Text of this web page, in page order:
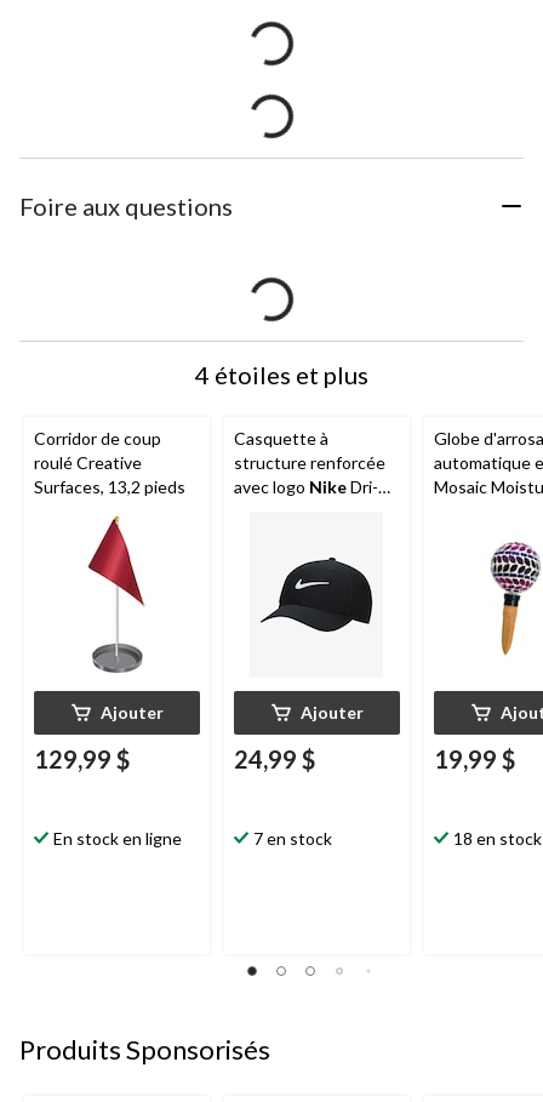
Foire aux questions
4 étoiles et plus
Corridor de coup
roulé Creative
Surfaces, 13,2 pieds
Ajouter
129,99 $
En stock en ligne
Casquette à
structure renforcée
avec logo NikeDri-
Ajouter
24,99 $
7 en stock
Globe
automatique
Mosaic
19,99 $
18 en stock
Produits Sponsorisés